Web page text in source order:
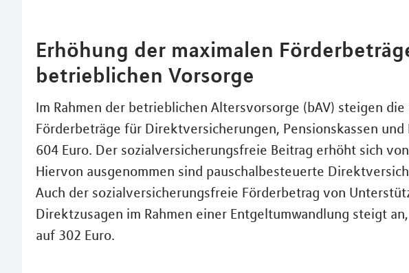
Erhöhung der maximalen
betrieblichen Vorsorge
Im Rahmen der betrieblichen Altersvorsorge (bAV) steigen
Förderbeträge für Direktversicherungen, Pensionskassen
604 Euro. Der sozialversicherungsfreie Beitrag erhöht sich
Hiervon ausgenommen sind pauschalbesteuerte
Auch der sozialversicherungsfreie Förderbetrag von
Direktzusagen im Rahmen einer Entgeltumwandlung steigt
auf 302 Euro.